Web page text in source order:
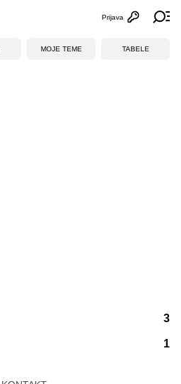
Otvori
Prijava
MOJE TEME TABELE
3
1